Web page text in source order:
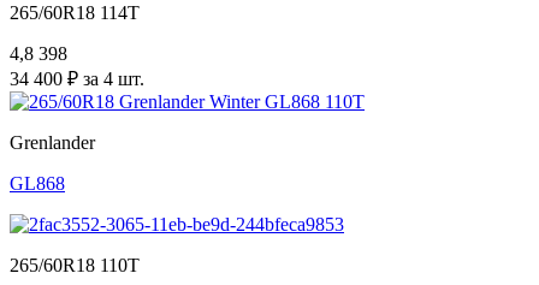
265/60R18 114T
4,8 398
34 400 ₽ за 4 шт.
Grenlander
GL868
265/60R18 110T